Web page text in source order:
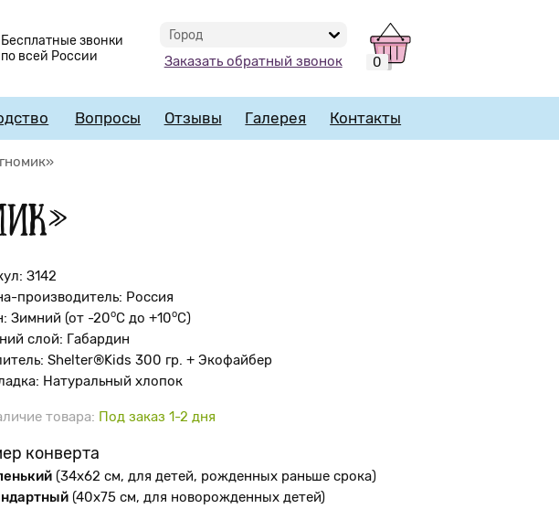
Бесплатные звонки
по всей России
Город
Заказать обратный звонок 0
Вопросы Отзывы Галерея Контакты
З142
производитель: Россия
Зимний (от -20оС до +10oС)
слой: Габардин
Shelter®Kids 300 гр. + Экофайбер
Натуральный хлопок
товара: Под заказ 1-2 дня
конверта
(34х62 см, для детей, рожденных раньше срока)
(40х75 см, для новорожденных детей)